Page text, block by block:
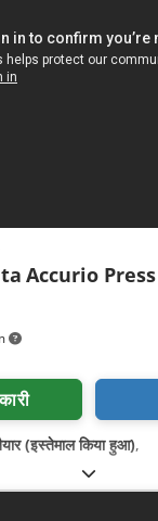
Accurio Press
(इस्तेमाल किया हुआ),